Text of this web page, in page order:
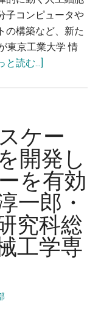
士・
山
形
大
レ
ク
ト
ニ
ク
ス
研
ン
子コンピュータや
の構築など、新た
東京工業大学 情
と読む...]
し
て
自
律
的
に
動
ケー
開発し
を有効
一郎・
究科総
工学専